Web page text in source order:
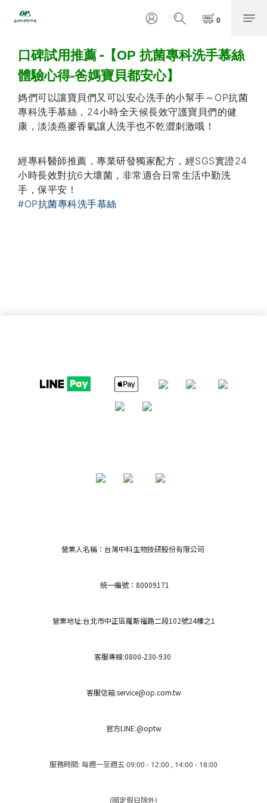
口碑試用推薦 - 【OP 抗菌專科洗手慕絲
體驗心得-爸媽寶貝都安心】
媽們可以讓寶貝們又可以安心洗手的小幫手～OP抗菌
專科洗手慕絲，24小時全天候長效守護寶貝們的健
康，淡淡燕麥香氣讓人洗手也不乾澀刺激哦！
經專科醫師推薦，專業研發獨家配方，經SGS實證24
小時長效對抗6大壞菌，非常適合日常生活中勤洗
手，保平安！
#OP抗菌專科洗手慕絲
營業人名稱：台灣中科生物技研股份有限公司
統一編號：80009171
營業地址:台北市中正區羅斯福路二段102號24樓之1
客服專線:0800-230-930
客服信箱:service@op.com.tw
官方LINE:@optw
服務時間: 每週一至週五 09:00 - 12:00 , 14:00 - 18:00
(國定假日除外)